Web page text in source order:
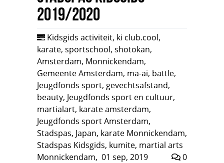
2019/2020
Kidsgids activiteit, ki club.cool,
karate, sportschool, shotokan,
Amsterdam, Monnickendam,
Gemeente Amsterdam, ma-ai, battle,
Jeugdfonds sport, gevechtsafstand,
beauty, Jeugdfonds sport en cultuur,
martialart, karate amsterdam,
Jeugdfonds sport Amsterdam,
Stadspas, Japan, karate Monnickendam,
Stadspas Kidsgids, kumite, martial arts
Monnickendam, 01 sep, 2019 0